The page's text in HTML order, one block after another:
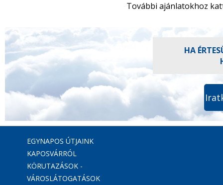
További ajánlatokhoz
HA
EGYNAPOS ÚTJAINK
KAPOSVÁRRÓL
KÖRUTAZÁSOK -
VÁROSLÁTOGATÁSOK